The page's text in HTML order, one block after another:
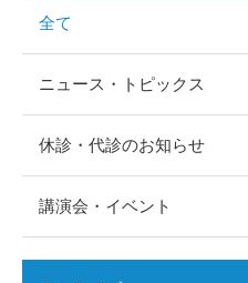
全て
ニュース・トピックス
休診・代診のお知らせ
講演会・イベント